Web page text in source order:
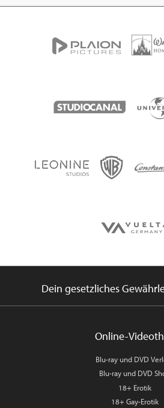
Dein gesetzliches
Online-
Blu-ray und DVD
Blu-ray und DVD
18+ Erotik
18+ Gay-Erotik